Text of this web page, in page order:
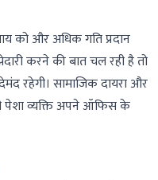
को और अधिक गति प्रदान
करने की बात चल रही है तो
रहेगी। सामाजिक दायरा और
पेशा व्यक्ति अपने ऑफिस के